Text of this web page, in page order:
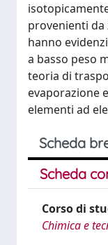
provenienti da
hanno
a basso peso
teoria di
evaporazione
elementi ad
Scheda
Scheda
Corso di
Chimica e